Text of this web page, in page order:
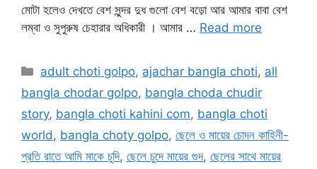
মোটা হলেও দেখতে বেশ সুন্দর দুধ গুলো বেশ বড়ো আর আমার বাবা বেশ
লম্বা ও সুপুরুষ চেহারার অধিকারী । আমার … Read more
Categories
adult choti golpo, ajachar bangla choti, all
bangla chodar golpo, bangla choda chudir
story, bangla choti kahini com, bangla choti
world , bangla choty golpo, ছেলে ও মায়ের চোদন কাহিনী-
প্রতি রাতে আমি মাকে চুদি, ছেলে চুদে মায়ের গুদ, ছেলের সাথে মায়ের